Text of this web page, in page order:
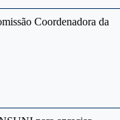
Coordenadora da